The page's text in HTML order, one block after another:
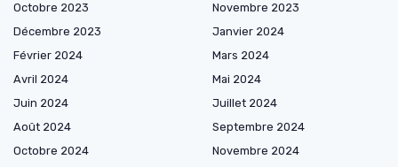
Octobre 2023
Novembre 2023
Décembre 2023
Janvier 2024
Février 2024
Mars 2024
Avril 2024
Mai 2024
Juin 2024
Juillet 2024
Août 2024
Septembre 2024
Octobre 2024
Novembre 2024